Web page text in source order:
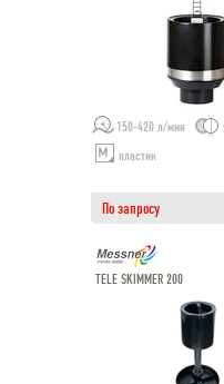
150-420 л/мин
пластик
По запросу
TELE SKIMMER 200